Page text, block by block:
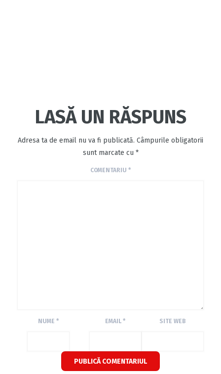
LASĂ UN RĂSPUNS
Adresa ta de email nu va fi publicată. Câmpurile obligatorii
sunt marcate cu *
COMENTARIU *
NUME * EMAIL* SITE WEB